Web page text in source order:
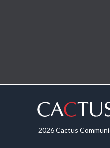
2026 Cactus